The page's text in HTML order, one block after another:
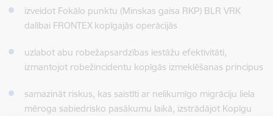
izveidot Fokālo punktu (Minskas gaisa RKP) BLR VRK
dalībai FRONTEX kopīgajās operācijās
uzlabot abu robežapsardzības iestāžu efektivitāti,
izmantojot robežincidentu kopīgās izmeklēšanas principus
samazināt riskus, kas saistīti ar nelikumīgo migrāciju liela
mēroga sabiedrisko pasākumu laikā, izstrādājot Kopīgu